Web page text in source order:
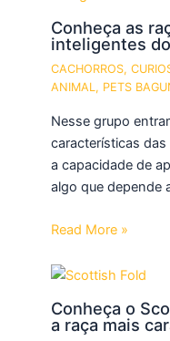
Conheça as
inteligentes
CACHORROS,
ANIMAL, PETS
Nesse grupo
características
a capacidade de
algo que depende
Read More »
Conheça o
a raça mais